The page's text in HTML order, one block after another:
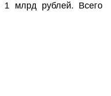
млрд рублей. Всего